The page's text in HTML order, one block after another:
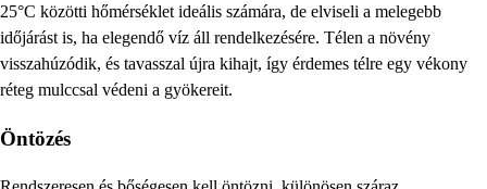
25°C közötti hőmérséklet ideális számára, de elviseli a melegebb
időjárást is, ha elegendő víz áll rendelkezésére. Télen a növény
visszahúzódik, és tavasszal újra kihajt, így érdemes télre egy vékony
réteg mulccsal védeni a gyökereit.
Öntözés